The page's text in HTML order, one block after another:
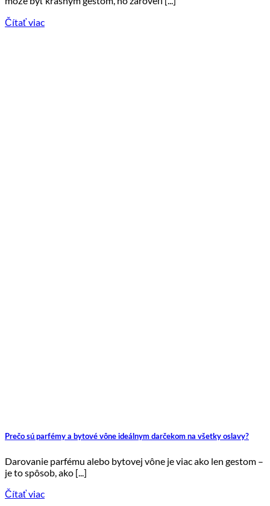
Čítať viac
Prečo sú parfémy a bytové vône ideálnym darčekom na všetky oslavy?
Darovanie parfému alebo bytovej vône je viac ako len gestom –
je to spôsob, ako [...]
Čítať viac